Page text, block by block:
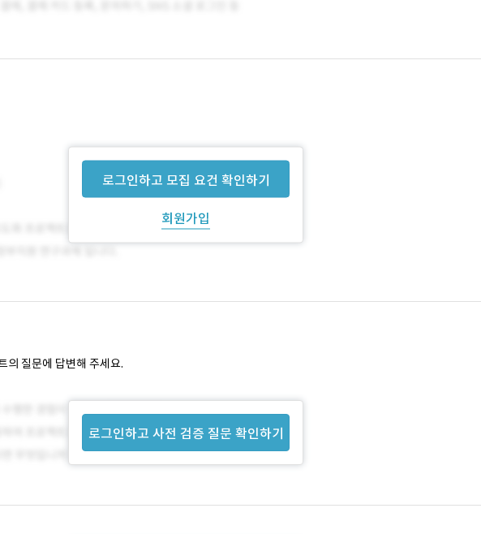
로그인하고 모집 요건 확인하기
회원가입
의 질문에 답변해 주세요.
로그인하고 사전 검증 질문 확인하기